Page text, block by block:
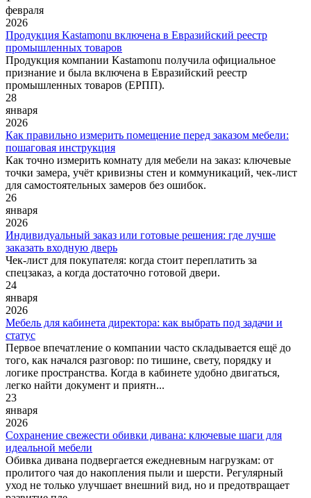
февраля
2026
Продукция Kastamonu включена в Евразийский реестр
промышленных товаров
Продукция компании Kastamonu получила официальное
признание и была включена в Евразийский реестр
промышленных товаров (ЕРПП).
28
января
2026
Как правильно измерить помещение перед заказом мебели:
пошаговая инструкция
Как точно измерить комнату для мебели на заказ: ключевые
точки замера, учёт кривизны стен и коммуникаций, чек-лист
для самостоятельных замеров без ошибок.
26
января
2026
Индивидуальный заказ или готовые решения: где лучше
заказать входную дверь
Чек-лист для покупателя: когда стоит переплатить за
спецзаказ, а когда достаточно готовой двери.
24
января
2026
Мебель для кабинета директора: как выбрать под задачи и
статус
Первое впечатление о компании часто складывается ещё до
того, как начался разговор: по тишине, свету, порядку и
логике пространства. Когда в кабинете удобно двигаться,
легко найти документ и приятн...
23
января
2026
Сохранение свежести обивки дивана: ключевые шаги для
идеальной мебели
Обивка дивана подвергается ежедневным нагрузкам: от
пролитого чая до накопления пыли и шерсти. Регулярный
уход не только улучшает внешний вид, но и предотвращает